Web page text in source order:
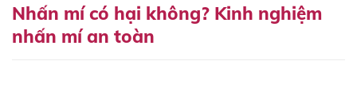
Nhấn mí có hại không? Kinh nghiệm
nhấn mí an toàn